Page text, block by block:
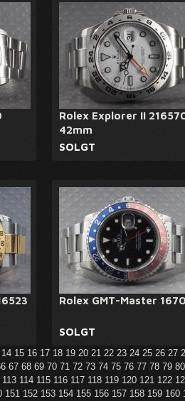
Rolex Explorer II
42mm
SOLGT
Rolex GMT-Master
SOLGT
14 15 16 17 18 19 20 21 22 23 24 25 26 27
67 68 69 70 71 72 73 74 75 76 77 78 79
113 114 115 116 117 118 119 120 121 122
151 152 153 154 155 156 157 158 159 160